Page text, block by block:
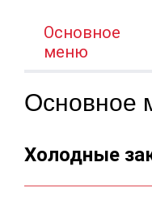
Основное
меню
Основное
Холодные